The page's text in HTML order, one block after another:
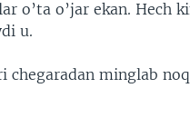
o’ta o’jar ekan. Hech
u.
chegaradan minglab